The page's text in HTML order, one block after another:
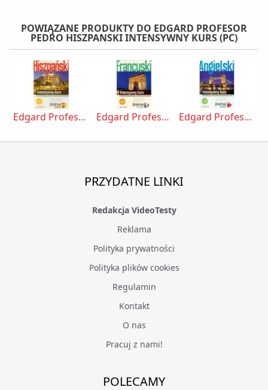
POWIĄZANE PRODUKTY DO EDGARD PROFESOR
PEDRO HISZPANSKI INTENSYWNY KURS (PC)
Edgard Profesor Pedro hiszpanski Intensywny kurs (PC) Edgard Profesor Pierre (francuski) Intensywny kurs Edgard Profesor Henry: intensywny kurs (4 x CD ROM + ksiazka)
PRZYDATNE LINKI
Redakcja VideoTesty
Reklama
Polityka prywatności
Polityka plików cookies
Regulamin
Kontakt
O nas
Pracuj z nami!
POLECAMY